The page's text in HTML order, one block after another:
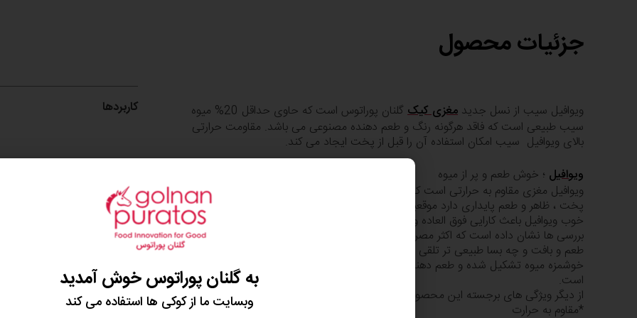
جزئیات محصول
ویوافیل سیب از نسل جدید مغزی کیک
گلنان پوراتوس است که حاوی حداقل 20% میوه
سیب طبیعی است که فاقد هرگونه رنگ و طعم دهنده مصنوعی می باشد. مقاومت حرارتی
بالای ویوافیل سیب امکان استفاده آن را قبل از پخت ایجاد می کند.
ویوافیل ؛ خوش طعم و پر از میوه
ویوافیل مغزی مقاوم به حرارتی است که حداقل 20% دارای میوه است در تمامی فرایند های
پخت ، ظاهر و طعم پایداری دارد موقعیت خود را نیز در محصول حفظ می کند .پایداری
خوب ویوافیل باعث کارایی فوق العاده و جلوگیری از بین رفتن آن در حین پخت می شود.
بررسی ها نشان داده است که اکثر مصرف کنندگان ویوافیل را به خوبی مرباهای سنتی از نظر
طعم و بافت و چه بسا طبیعی تر تلقی می کنند. جای تعجب نیست که ویوافیل از پوره های
خوشمزه میوه تشکیل شده و طعم دهنده و رنگ دهنده های طبیعی در آن استفاده شده
است.
از دیگر ویژگی های برجسته این محصول می توان به موارد زیر اشاره نمود:
*مقاوم به حرارت
کاربردها
مواد تشکیل‌دهنده، آلرژن‌ها،
نیاز به اطلاعات بیشتر
با ما تماس بگیرید
به گلنان پوراتوس خوش آمدید
وبسایت ما از کوکی ها استفاده می کند